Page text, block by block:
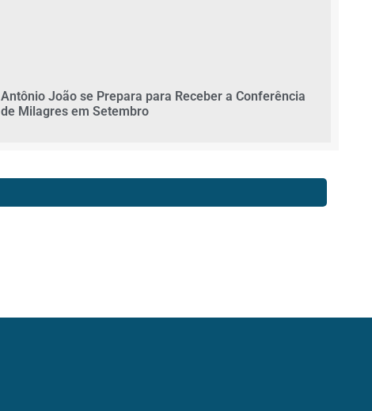
Antônio João se Prepara para Receber a Conferência
de Milagres em Setembro